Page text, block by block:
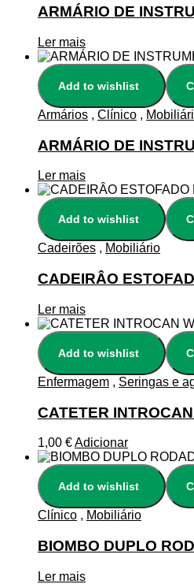
ARMÁRIO DE
Ler mais
Add to wishlist
Armários , Clínico ,
ARMÁRIO DE
Ler mais
Add to wishlist
Cadeirões , Mobiliário
CADEIRÂO
Ler mais
Add to wishlist
Enfermagem , Seringas e
CATETER
1,00 €Adicionar
Add to wishlist
Clínico , Mobiliário
BIOMBO DUPLO
Ler mais